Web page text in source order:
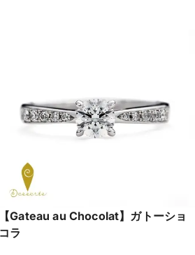
Gateau au Chocolat】ガトーショ
ラ